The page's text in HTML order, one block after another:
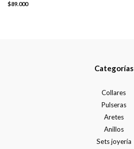
$89.000
Categorías
Collares
Pulseras
Aretes
Anillos
Sets joyería